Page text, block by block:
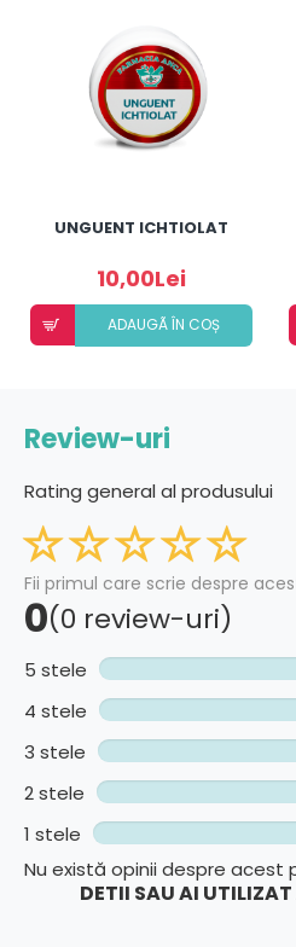
UNGUENT ICHTIOLAT
10,00Lei
ADAUGÃ ÎN COȘ
Review-uri
Rating general al produsului
Fii primul care scrie despre
0(0 review-uri)
5 stele
4 stele
3 stele
2 stele
1 stele
Nu există opinii despre
DETII SAU AI